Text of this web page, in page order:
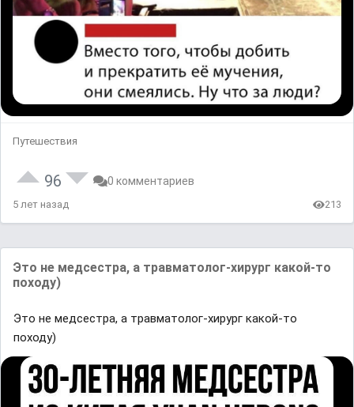
Путешествия
96 0 комментариев
5 лет назад 213
Это не медсестра, а травматолог-хирург какой-то
походу)
Это не медсестра, а травматолог-хирург какой-то
походу)